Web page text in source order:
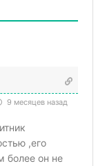
9 месяцев назад
,его
более он не